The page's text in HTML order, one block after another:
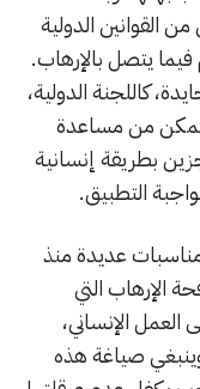
القوانين الدولية
يتصل بالإرهاب.
كاللجنة الدولية،
من مساعدة
بطريقة إنسانية
التطبيق.
عديدة منذ
الإرهاب التي
الإنساني،
صياغة هذه